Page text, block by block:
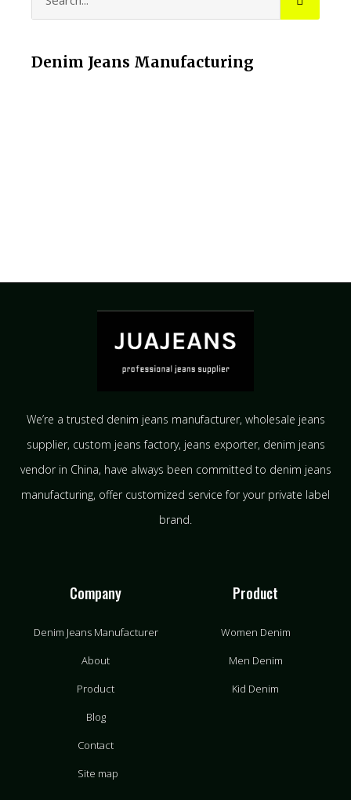
Denim Jeans Manufacturing
We’re a trusted denim jeans manufacturer, wholesale jeans
supplier, custom jeans factory, jeans exporter, denim jeans
vendor in China, have always been committed to denim jeans
manufacturing, offer customized service for your private label
brand.
Company
Denim Jeans Manufacturer
About
Product
Blog
Contact
Site map
Product
Women Denim
Men Denim
Kid Denim